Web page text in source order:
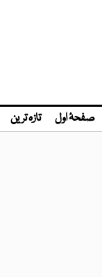
صفحۂ اول تازہ ترین